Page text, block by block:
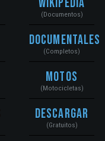
(Documentos)
Documentales
(Completos)
Motos
(Motocicletas)
Descargar
(Gratuitos)